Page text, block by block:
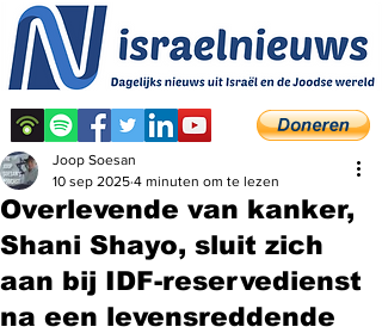
Overlevende van kanker,
Shani Shayo, sluit zich
aan bij IDF-reservedienst
na een levensreddende
Joop Soesan
10 sep 2025 4 minuten om te lezen